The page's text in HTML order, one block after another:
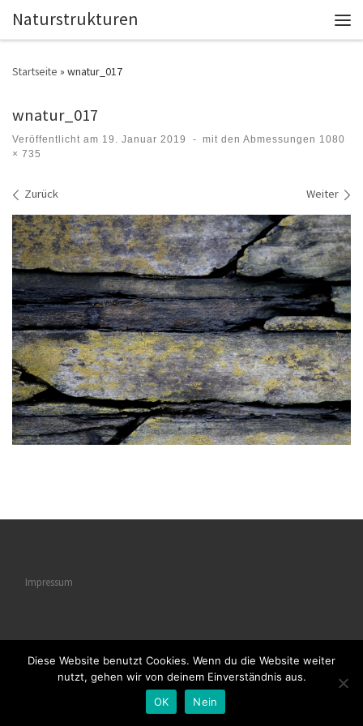
Zum Inhalt springen
Naturstrukturen
Startseite » wnatur_017
wnatur_017
Veröffentlicht am 19. Januar 2019 - mit den Abmessungen 1080
× 735
Bilder Navigation
Zurück Weiter
Impressum
© 2026Naturstrukturen– Alle Rechte vorbehalten
– Entworfen mit dem
Diese Website benutzt Cookies. Wenn du die Website weiter
nutzt, gehen wir von deinem Einverständnis aus.
OK
Nein